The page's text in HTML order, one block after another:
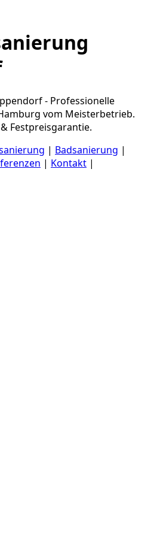
- Professionelle
vom Meisterbetrieb.
Festpreisgarantie.
| Badsanierung |
| Kontakt |